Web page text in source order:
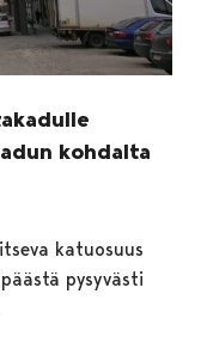
kohdalta
katuosuus
pysyvästi